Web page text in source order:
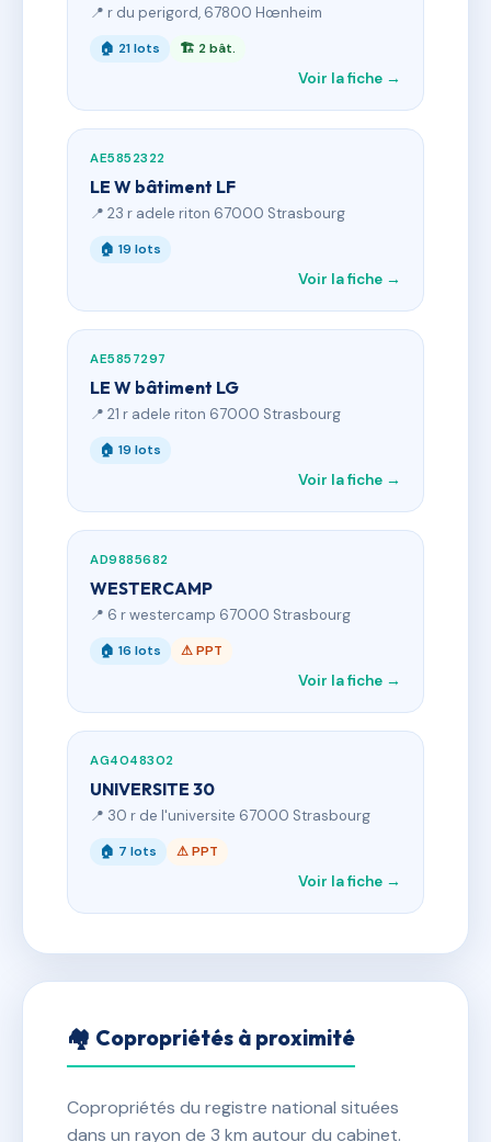
📍 r du perigord, 67800 Hœnheim
🏠 21 lots 🏗 2 bât.
Voir la fiche →
AE5852322
LE W bâtiment LF
📍 23 r adele riton 67000 Strasbourg
🏠 19 lots
Voir la fiche →
AE5857297
LE W bâtiment LG
📍 21 r adele riton 67000 Strasbourg
🏠 19 lots
Voir la fiche →
AD9885682
WESTERCAMP
📍 6 r westercamp 67000 Strasbourg
🏠 16 lots ⚠ PPT
Voir la fiche →
AG4048302
UNIVERSITE 30
📍 30 r de l'universite 67000 Strasbourg
🏠 7 lots ⚠ PPT
Voir la fiche →
🏘 Copropriétés à proximité
Copropriétés du registre national situées
dans un rayon de 3 km autour du cabinet.